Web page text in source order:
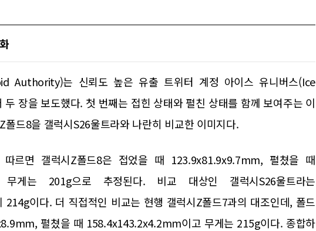
Authority)는 신뢰도 높은 유출 트위터 계정 아이스 유니버스(Ice
장을 보도했다. 첫 번째는 접힌 상태와 펼친 상태를 함께 보여주는 이
폴드8을 갤럭시S26울트라와 나란히 비교한 이미지다.
르면 갤럭시Z폴드8은 접었을 때 123.9x81.9x9.7mm, 펼쳤을 때
무게는 201g으로 추정된다. 비교 대상인 갤럭시S26울트라는
이다. 더 직접적인 비교는 현행 갤럭시Z폴드7과의 대조인데, 폴드
펼쳤을 때 158.4x143.2x4.2mm이고 무게는 215g이다. 종합하